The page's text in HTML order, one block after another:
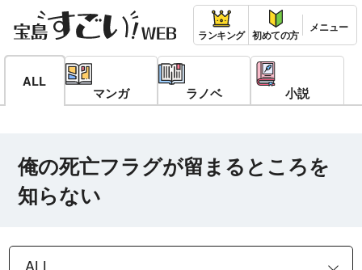
ランキング 初めての方
ALL
マンガ ラノベ 小説
俺の死亡フラグが留まるところを
知らない